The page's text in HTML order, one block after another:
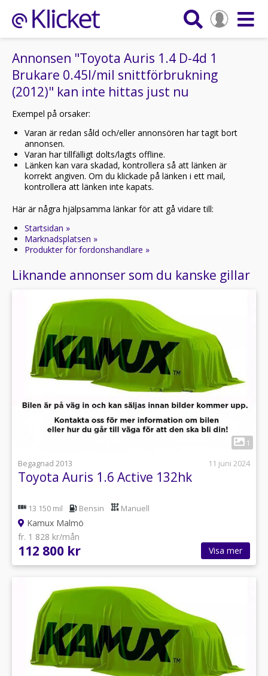
Annonsen "Toyota Auris 1.4 D-4d 1
Brukare 0.45l/mil snittförbrukning
(2012)" kan inte hittas just nu
Exempel på orsaker:
Varan är redan såld och/eller annonsören har tagit bort
annonsen.
Varan har tillfälligt dolts/lagts offline.
Länken kan vara skadad, kontrollera så att länken är
korrekt angiven. Om du klickade på länken i ett mail,
kontrollera att länken inte kapats.
Här är några hjälpsamma länkar för att gå vidare till:
Startsidan »
Marknadsplatsen »
Produkter för fordonshandlare »
Liknande annonser som du kanske gillar
1
Begagnad 2013
11 juni 2024
Toyota Auris 1.6 Active 132hk
13 150 mil Bensin Manuell
Kamux Malmö
fr. 1 828 kr/mån
112 800 kr Visa mer